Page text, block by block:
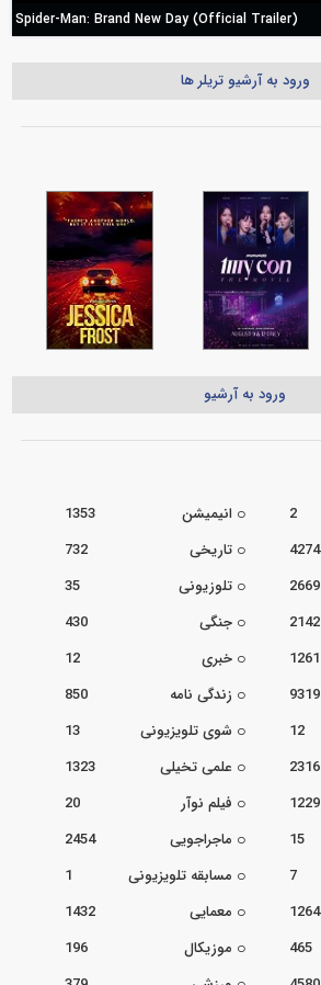
Spider-Man: Brand New Day (Official Trailer)
ورود به آرشیو تریلر ها
ورود به آرشیو
2 انیمیشن
1353
4274 تاریخی
732
2669 تلوزیونی
35
2142 جنگی
430
1261 خبری
12
9319 زندگی نامه
850
12 شوی تلویزیونی
13
2316 علمی تخیلی
1323
1229 فیلم نوآر
20
15 ماجراجویی
2454
7 مسابقه تلویزیونی
1
1264 معمایی
1432
465 موزیکال
196